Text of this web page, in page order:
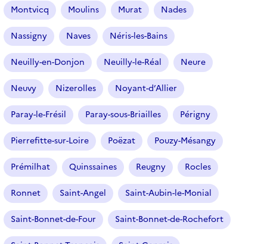
Montvicq Moulins Murat Nades
Nassigny Naves Néris-les-Bains
Neuilly-en-Donjon Neuilly-le-Réal Neure
Neuvy Nizerolles Noyant-d’Allier
Paray-le-Frésil Paray-sous-Briailles Périgny
Pierrefitte-sur-Loire Poëzat Pouzy-Mésangy
Prémilhat Quinssaines Reugny Rocles
Ronnet Saint-Angel Saint-Aubin-le-Monial
Saint-Bonnet-de-Four Saint-Bonnet-de-Rochefort